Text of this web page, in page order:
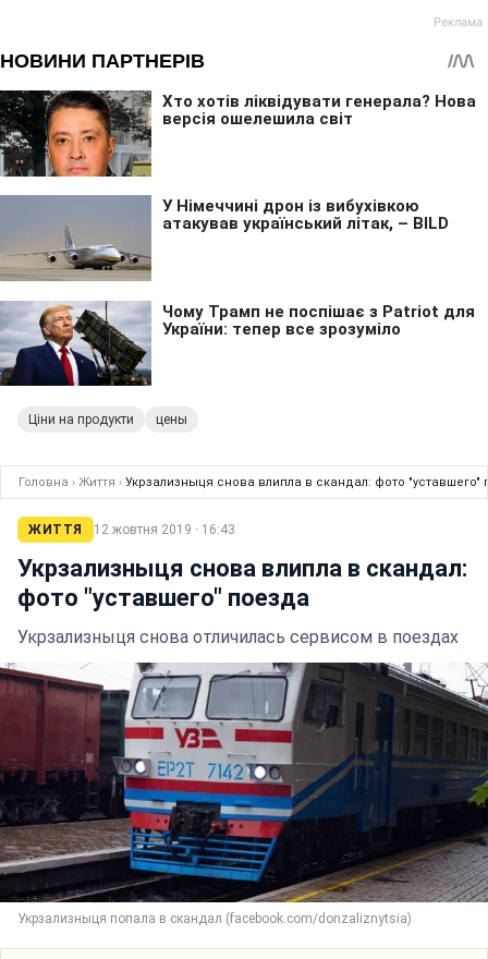
Ціни на продукти цены
Головна › Життя › Укрзализныця снова влипла в скандал: фото "уставшего"
ЖИТТЯ 12 жовтня 2019 · 16:43
Укрзализныця снова влипла в скандал:
фото "уставшего" поезда
Укрзализныця снова отличилась сервисом в поездах
Укрзализныця попала в скандал (facebook.com/donzaliznytsia)